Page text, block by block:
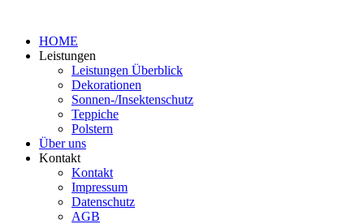
HOME
Leistungen
Leistungen Überblick
Dekorationen
Sonnen-/Insektenschutz
Teppiche
Polstern
Über uns
Kontakt
Kontakt
Impressum
Datenschutz
AGB